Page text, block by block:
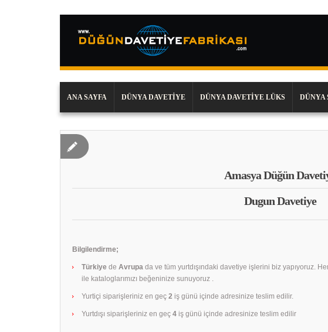
ANA SAYFA DÜNYA DAVETIYE DÜNYA DAVETIYE LÜKS DÜNYA
Amasya Düğün
Dugun Davetiye
Bilgilendirme;
Türkiye de Avrupa da ve tüm yurtdışındaki davetiye işlerini biz yapıyoruz.
ile kataloglarımızı beğeninize sunuyoruz .
Yurtiçi siparişleriniz en geç 2 iş günü içinde adresinize teslim edilir.
Yurtdışı siparişleriniz en geç 4 iş günü içinde adresinize teslim edilir